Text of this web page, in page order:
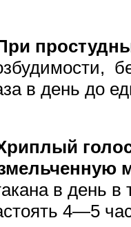
в день до
в день
4—5